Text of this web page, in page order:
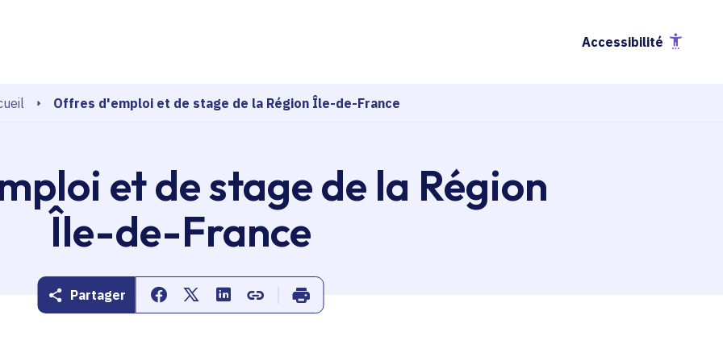
Accessibilité
Offres d'emploi et de stage de la Région Île-de-France
et de stage de la Région
Île-de-France
Partager Partager sur Facebook
Partager sur Twitter
Partager sur Linkedin
Copier dans le presse-papier
Imprimer